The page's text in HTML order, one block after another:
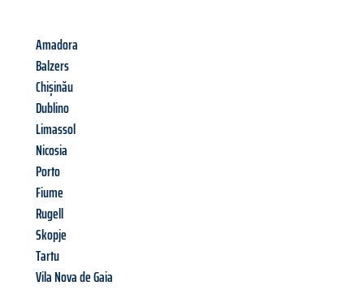
Amadora
Balzers
Chișinău
Dublino
Limassol
Nicosia
Porto
Fiume
Rugell
Skopje
Tartu
Vila Nova de Gaia